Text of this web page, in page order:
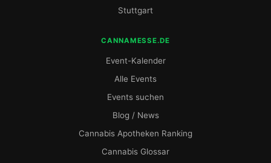
Stuttgart
CANNAMESSE.DE
Event-Kalender
Alle Events
Events suchen
Blog / News
Cannabis Apotheken Ranking
Cannabis Glossar